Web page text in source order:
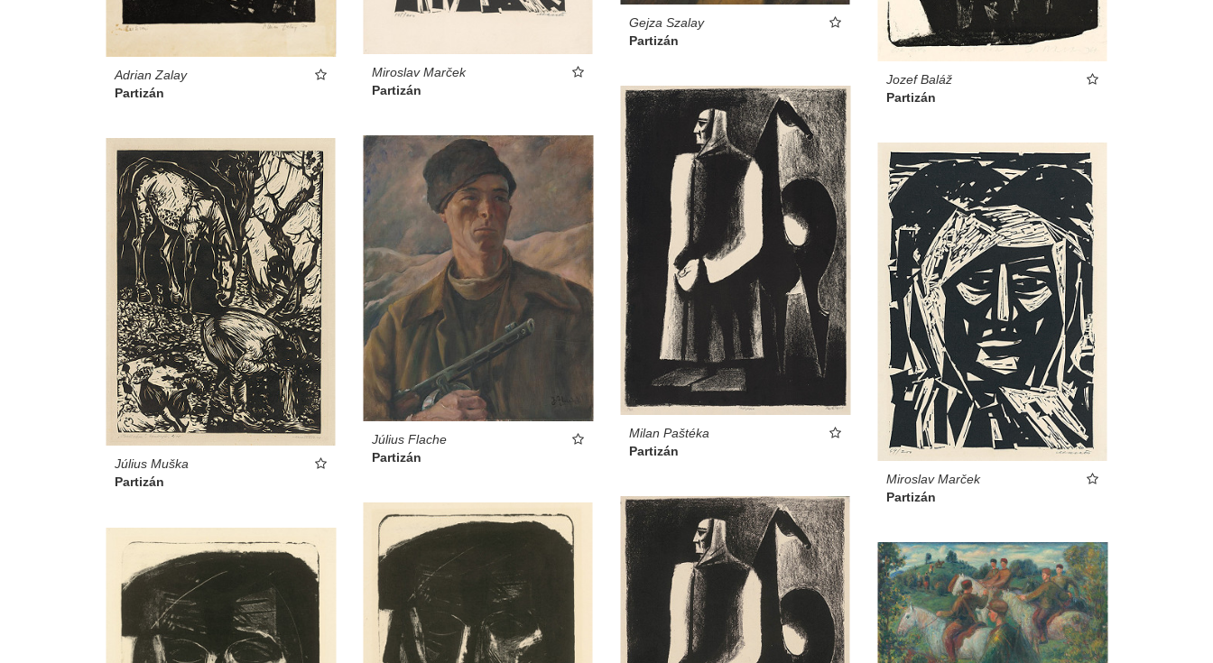
Adrian Zalay
Partizán
Miroslav Marček
Partizán
Gejza Szalay
Partizán
Jozef Baláž
Partizán
Milan Paštéka
Partizán
Július Flache
Partizán
Július Muška
Partizán
Miroslav Marček
Partizán